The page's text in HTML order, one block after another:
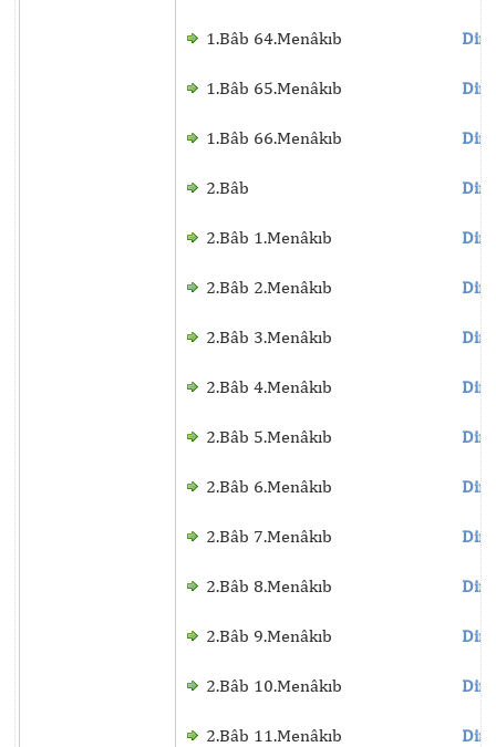
1.Bâb 64.Menâkıb
1.Bâb 65.Menâkıb
1.Bâb 66.Menâkıb
2.Bâb
2.Bâb 1.Menâkıb
2.Bâb 2.Menâkıb
2.Bâb 3.Menâkıb
2.Bâb 4.Menâkıb
2.Bâb 5.Menâkıb
2.Bâb 6.Menâkıb
2.Bâb 7.Menâkıb
2.Bâb 8.Menâkıb
2.Bâb 9.Menâkıb
2.Bâb 10.Menâkıb
2.Bâb 11.Menâkıb